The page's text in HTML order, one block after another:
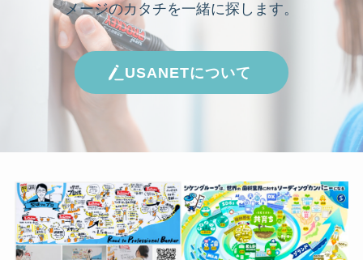
メージのカタチを一緒に探します。
USANETについて